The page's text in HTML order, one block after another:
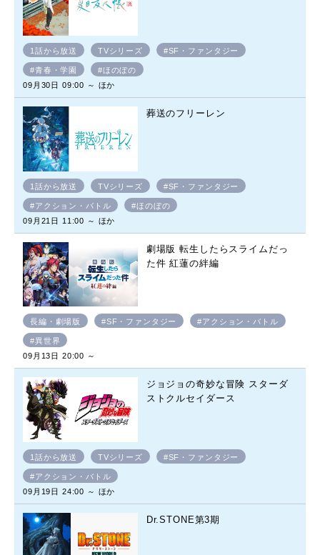
1話から放送 TVシリーズ #SF・ファンタジー
#青春・学園
#ほのぼの
09月30日 09:00 ～ ほか
葬送のフリーレン
1話から放送 TVシリーズ #SF・ファンタジー
#アクション・バトル
#ほのぼの
09月21日 11:00 ～ ほか
劇場版 転生したらスライムだっ
た件 紅蓮の絆編
長編・劇場版 #SF・ファンタジー #アクション・バトル
#異世界
09月13日 20:00 ～
ジョジョの奇妙な冒険 スターダ
ストクルセイダース
1話から放送 TVシリーズ #SF・ファンタジー
#アクション・バトル
09月19日 24:00 ～ ほか
Dr.STONE第3期